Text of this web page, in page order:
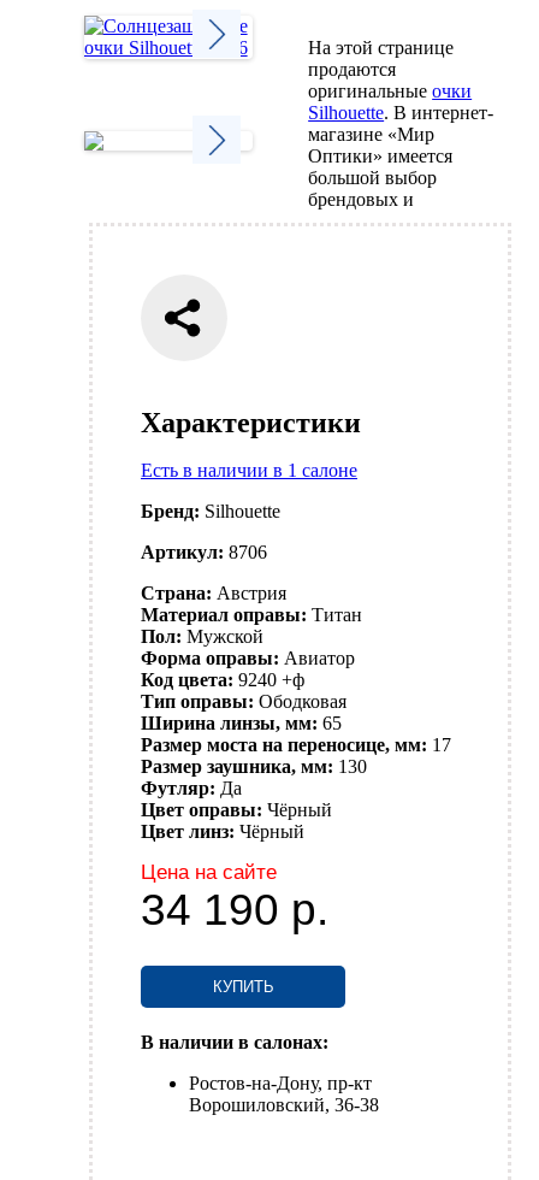
Характеристики
Есть в наличии в 1 салоне
Бренд: Silhouette
Артикул: 8706
Страна: Австрия
Материал оправы: Титан
Пол: Мужской
Форма оправы: Авиатор
Код цвета: 9240 +ф
Тип оправы: Ободковая
Ширина линзы, мм: 65
Размер моста на переносице, мм: 17
Размер заушника, мм: 130
Футляр: Да
Цвет оправы: Чёрный
Цвет линз: Чёрный
Цена на сайте
34 190 р.
КУПИТЬ
В наличии в салонах:
Ростов-на-Дону, пр-кт
Ворошиловский, 36-38
На этой странице
продаются
оригинальныеочки
Silhouette. В интернет-
магазине «Мир
Оптики» имеется
большой выбор
брендовых и